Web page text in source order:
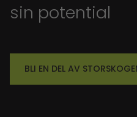
sin potential
BLI EN DEL AV